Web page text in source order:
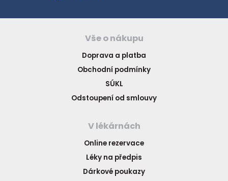
Vše o nákupu
Doprava a platba
Obchodní podmínky
SÚKL
Odstoupení od smlouvy
V lékárnách
Online rezervace
Léky na předpis
Dárkové poukazy